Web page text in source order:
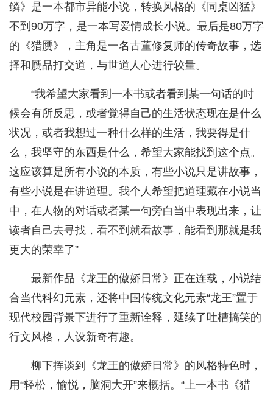
鳞》是一本都市异能小说，转换风格的《同桌凶猛》
不到90万字，是一本写爱情成长小说。最后是80万字
的《猎赝》，主角是一名古董修复师的传奇故事，选
择和赝品打交道，与世道人心进行较量。
“我希望大家看到一本书或者看到某一句话的时
候会有所反思，或者觉得自己的生活状态现在是什么
状况，或者我想过一种什么样的生活，我要得是什
么，我坚守的东西是什么，希望大家能找到这个点。
这应该算是所有小说的本质，有些小说只是讲故事，
有些小说是在讲道理。我个人希望把道理藏在小说当
中，在人物的对话或者某一句旁白当中表现出来，让
读者自己去寻找，看不到就看故事，能看到那就是我
更大的荣幸了”
最新作品《龙王的傲娇日常》正在连载，小说结
合当代科幻元素，还将中国传统文化元素“龙王”置于
现代校园背景下进行了重新诠释，延续了吐槽搞笑的
行文风格，人设新奇有趣。
柳下挥谈到《龙王的傲娇日常》的风格特色时，
用“轻松，愉悦，脑洞大开”来概括。“上一本书《猎